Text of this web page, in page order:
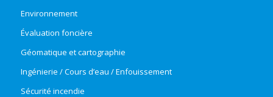
Environnement
Évaluation foncière
Géomatique et cartographie
Ingénierie / Cours d’eau / Enfouissement
Sécurité incendie